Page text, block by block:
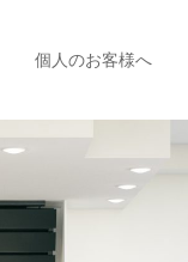
個人のお客様へ